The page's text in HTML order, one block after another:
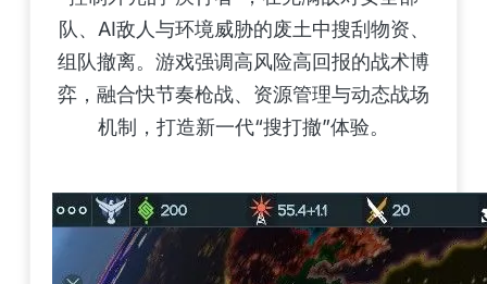
队、AI敌人与环境威胁的废土中搜刮物资、
组队撤离。游戏强调高风险高回报的战术博
弈，融合快节奏枪战、资源管理与动态战场
机制，打造新一代“搜打撤”体验。